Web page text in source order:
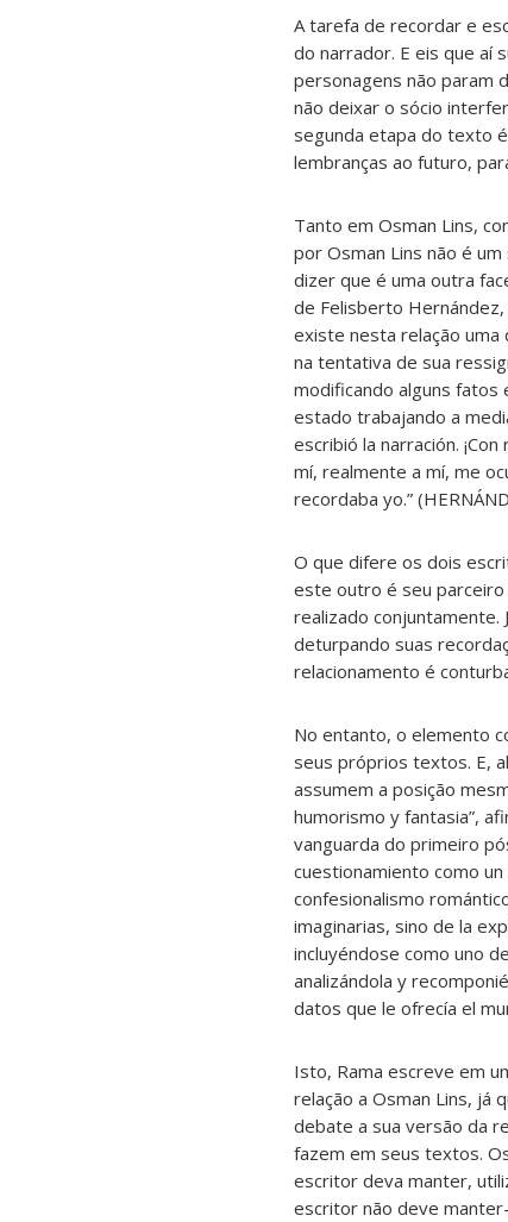
A tarefa de recordar e
do narrador. E eis que aí
personagens não param
não deixar o sócio
segunda etapa do texto
lembranças ao futuro,
Tanto em Osman Lins,
por Osman Lins não é
dizer que é uma outra
de Felisberto
existe nesta relação uma
na tentativa de sua
modificando alguns fatos
estado trabajando a
escribió la narración.
mí, realmente a mí, me
recordaba yo.”
O que difere os dois
este outro é seu
realizado conjuntamente.
deturpando suas
relacionamento é
No entanto, o elemento
seus próprios textos. E,
assumem a posição
humorismo y fantasia”,
vanguarda do primeiro
cuestionamiento como
confesionalismo
imaginarias, sino de la
incluyéndose como uno
analizándola y
datos que le ofrecía el
Isto, Rama escreve em
relação a Osman Lins, já
debate a sua versão da
fazem em seus textos.
escritor deva manter,
escritor não deve